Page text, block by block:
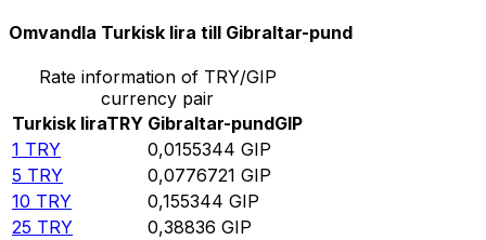
Omvandla Turkisk lira till Gibraltar-pund
Rate information of TRY/GIP
currency pair
Turkisk liraTRY Gibraltar-pundGIP
1 TRY 0,0155344 GIP
5 TRY 0,0776721 GIP
10 TRY 0,155344 GIP
25 TRY 0,38836 GIP